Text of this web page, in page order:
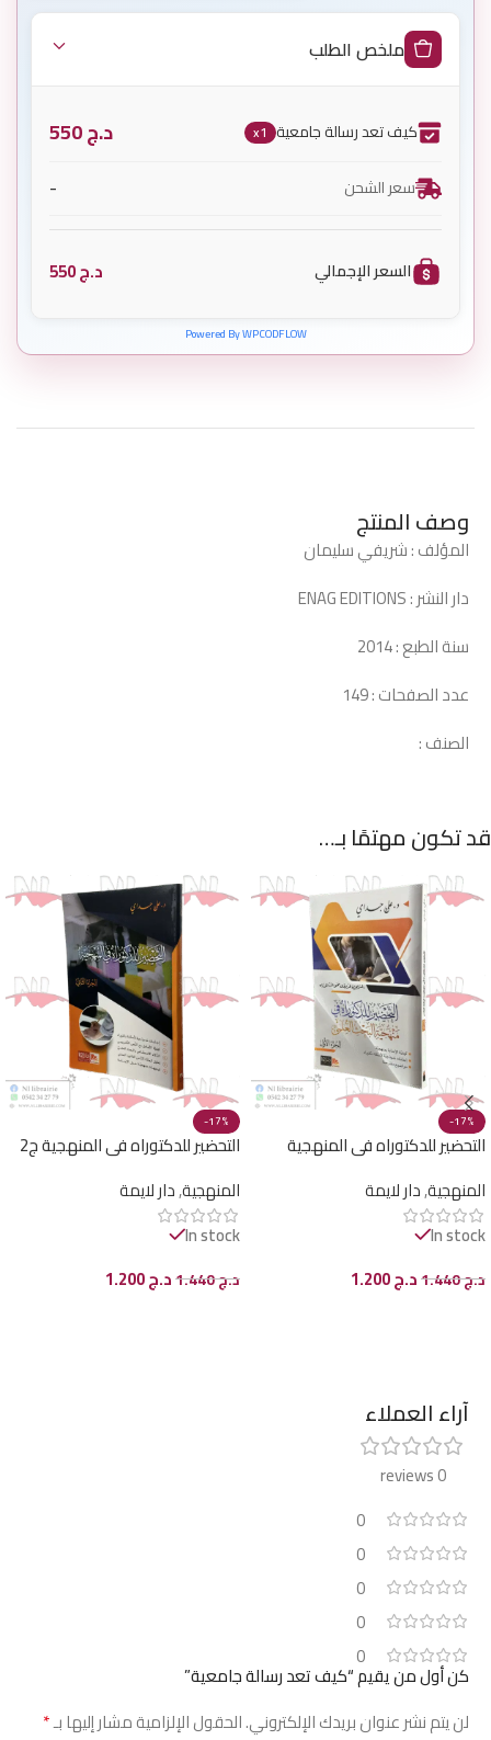
ملخص الطلب
كيف تعد رسالة جامعية x1 د.ج
سعر الشحن -
السعر الإجمالي د.ج
Powered By WPCODFLOW
وصف المنتج
المؤلف : شريفي سليمان
دار النشر : ENAG EDITIONS
سنة الطبع : 2014
عدد الصفحات : 149
الصنف :
قد تكون مهتمًا بـ…
-17%
التحضير للدكتوراه في المنهجية
المنهجية,دار لايمة
In stock
د.ج1.440 د.ج
-17%
التحضير للدكتوراه في المنهجية ج2
المنهجية,دار لايمة
In stock
د.ج1.440 د.ج
آراء العملاء
0 reviews
0
0
0
0
0
كن أول من يقيم “كيف تعد رسالة جامعية”
لن يتم نشر عنوان بريدك الإلكتروني.الحقول الإلزامية مشار إليها بـ*